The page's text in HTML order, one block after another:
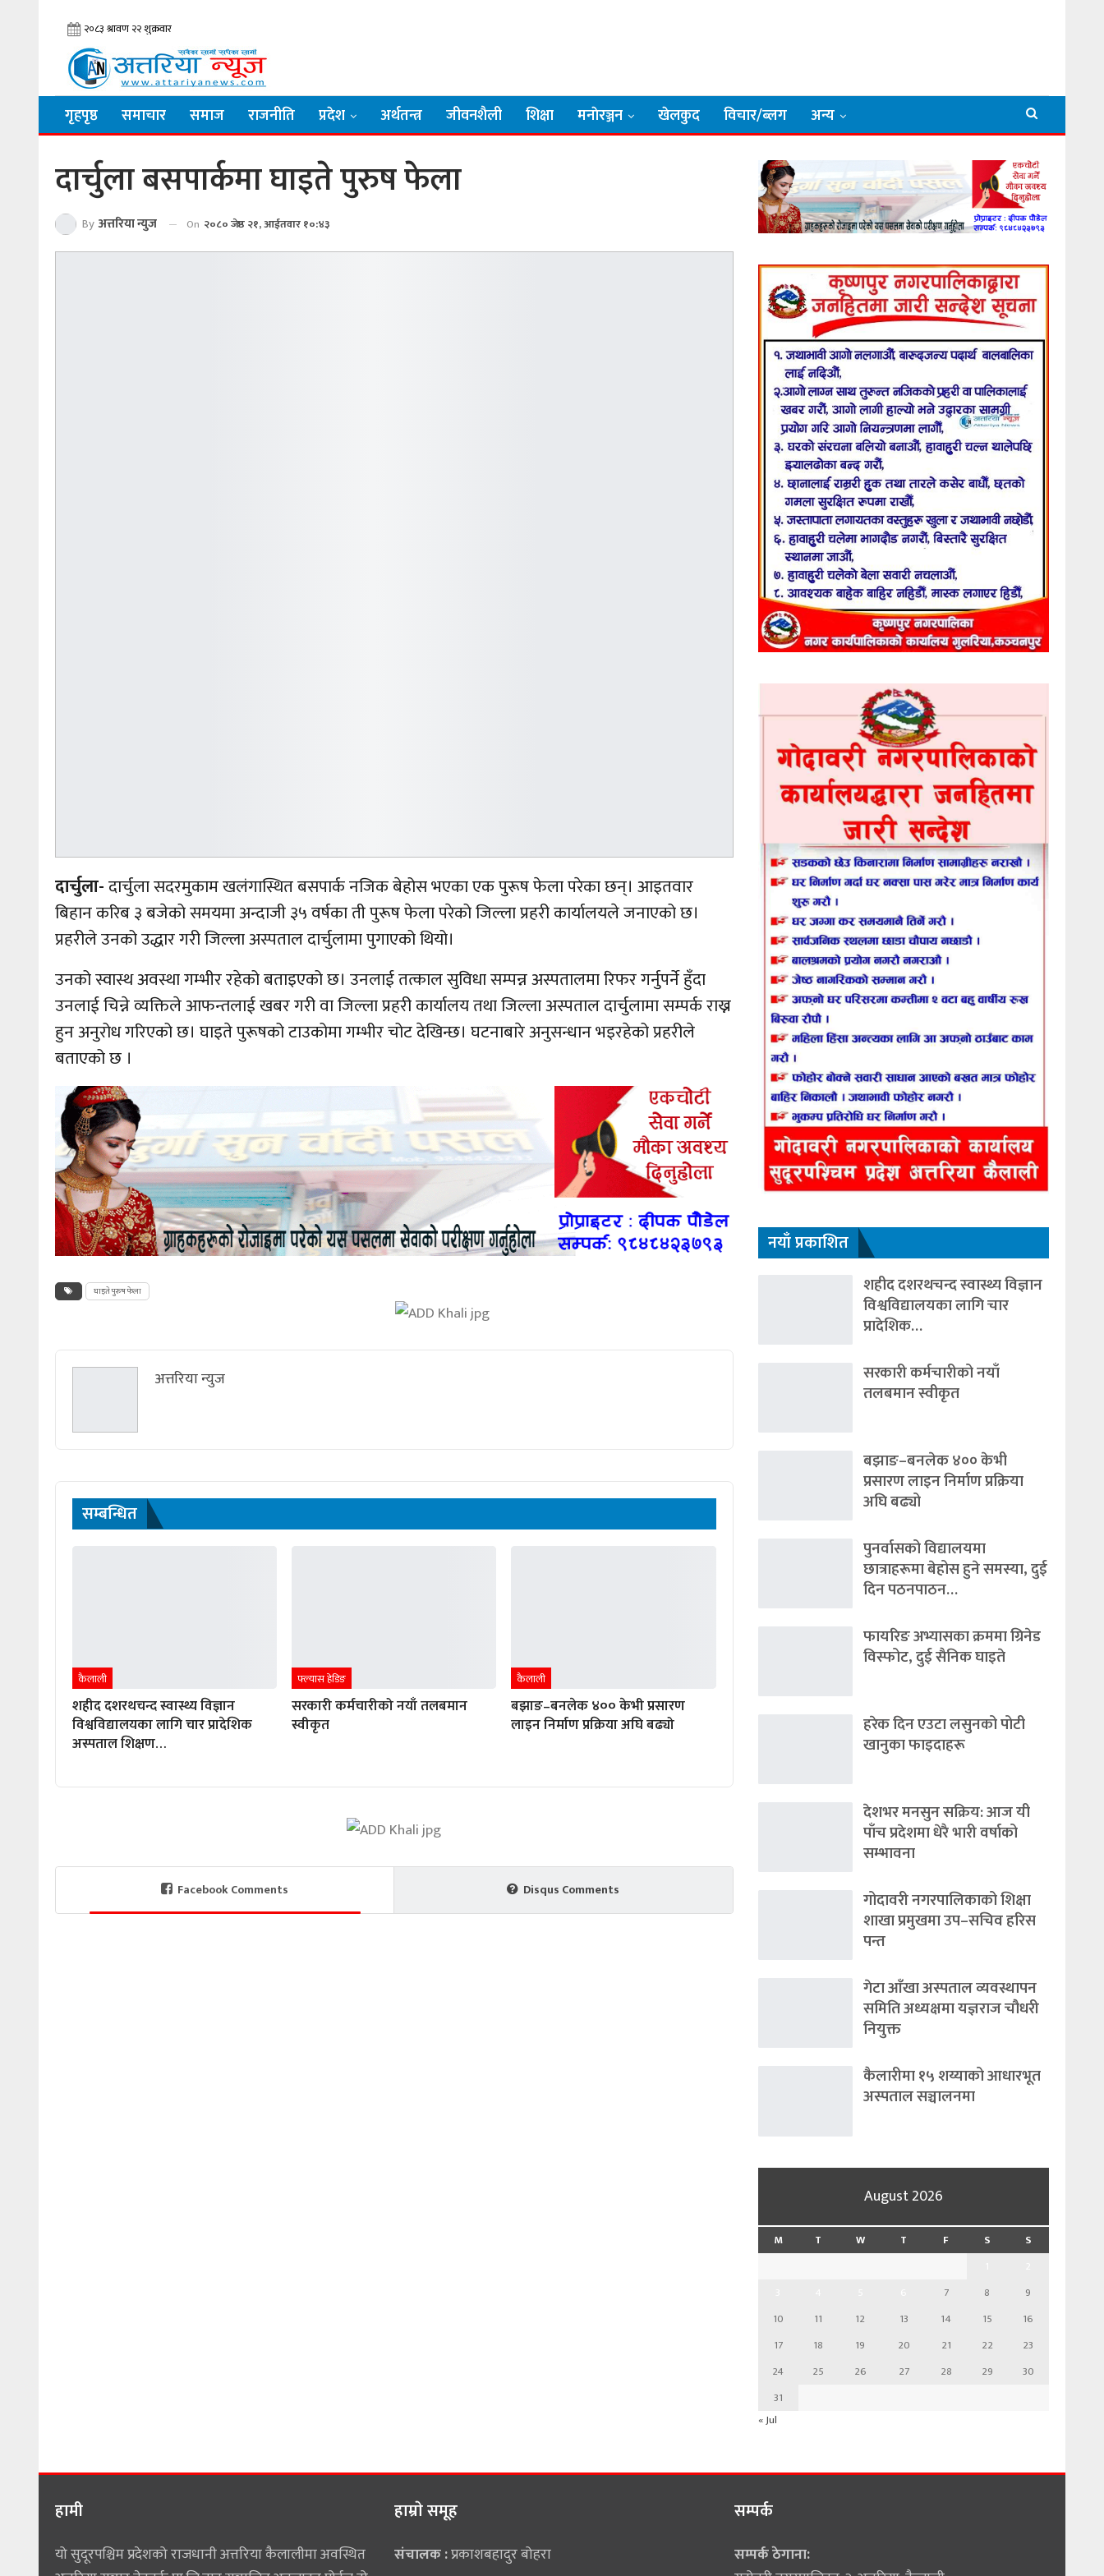
गृहपृष्ठ समाचार समाज राजनीति प्रदेश अर्थतन्त्र जीवनशैली शिक्षा मनाेरञ्जन खेलकुद विचार/ब्लग अन्य
दार्चुला बसपार्कमा घाइते पुरुष फेला
By अत्तरिया न्युज On २०८० जेष्ठ २१, आईतवार १०:४३
दार्चुला-दार्चुला सदरमुकाम खलंगास्थित बसपार्क नजिक बेहोस भएका एक पुरूष फेला परेका छन्। आइतवार
बिहान करिब ३ बजेको समयमा अन्दाजी ३५ वर्षका ती पुरूष फेला परेको जिल्ला प्रहरी कार्यालयले जनाएको छ।
प्रहरीले उनको उद्धार गरी जिल्ला अस्पताल दार्चुलामा पुगाएको थियो।
उनको स्वास्थ अवस्था गम्भीर रहेको बताइएको छ। उनलाई तत्काल सुविधा सम्पन्न अस्पतालमा रिफर गर्नुपर्ने हुँदा
उनलाई चिन्ने व्यक्तिले आफन्तलाई खबर गरी वा जिल्ला प्रहरी कार्यालय तथा जिल्ला अस्पताल दार्चुलामा सम्पर्क राख्न
हुन अनुरोध गरिएको छ। घाइते पुरूषको टाउकोमा गम्भीर चोट देखिन्छ। घटनाबारे अनुसन्धान भइरहेको प्रहरीले
बताएको छ ।
घाइते पुरुष फेला
अत्तरिया न्युज
सम्बन्धित
कैलाली
शहीद दशरथचन्द स्वास्थ्य विज्ञान
विश्वविद्यालयका लागि चार प्रादेशिक
अस्पताल शिक्षण…
फ्ल्यास हेडिङ
सरकारी कर्मचारीको नयाँ तलबमान
स्वीकृत
कैलाली
बझाङ–बनलेक ४०० केभी प्रसारण
लाइन निर्माण प्रक्रिया अघि बढ्यो
Facebook Comments Disqus Comments
नयाँ प्रकाशित
शहीद दशरथचन्द स्वास्थ्य विज्ञान
विश्वविद्यालयका लागि चार
प्रादेशिक…
सरकारी कर्मचारीको नयाँ
तलबमान स्वीकृत
बझाङ–बनलेक ४०० केभी
प्रसारण लाइन निर्माण प्रक्रिया
अघि बढ्यो
पुनर्वासको विद्यालयमा
छात्राहरूमा बेहोस हुने समस्या, दुई
दिन पठनपाठन…
फायरिङ अभ्यासका क्रममा ग्रिनेड
विस्फोट, दुई सैनिक घाइते
हरेक दिन एउटा लसुनको पोटी
खानुका फाइदाहरू
देशभर मनसुन सक्रिय: आज यी
पाँच प्रदेशमा धेरै भारी वर्षाको
सम्भावना
गोदावरी नगरपालिकाको शिक्षा
शाखा प्रमुखमा उप–सचिव हरिस
पन्त
गेटा आँखा अस्पताल व्यवस्थापन
समिति अध्यक्षमा यज्ञराज चौधरी
नियुक्त
कैलारीमा १५ शय्याको आधारभूत
अस्पताल सञ्चालनमा
August 2026
M T W T F S
S
7 8
9
10
11 12 13 14 15
16
17
18 19 20 21 22
23
24
25 26 27 28 29
30
31
« Jul
हामी
यो सुदूरपश्चिम प्रदेशको राजधानी अत्तरिया कैलालीमा अवस्थित
हाम्राे समूह
संचालक :प्रकाशबहादुर बोहरा
सम्पर्क
सम्पर्क ठेगाना: